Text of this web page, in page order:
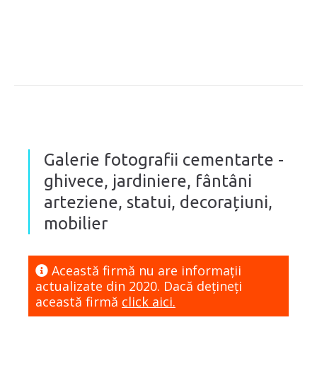
Galerie fotografii cementarte -
ghivece, jardiniere, fântâni
arteziene, statui, decorațiuni,
mobilier
Această firmă nu are informaţii
actualizate din 2020. Dacă dețineți
această firmă click aici.